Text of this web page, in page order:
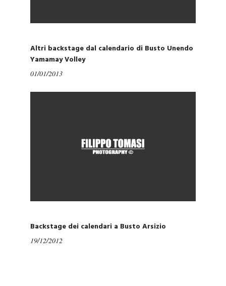
Altri backstage dal calendario di Busto Unendo
Yamamay Volley
01/01/2013
Backstage dei calendari a Busto Arsizio
19/12/2012